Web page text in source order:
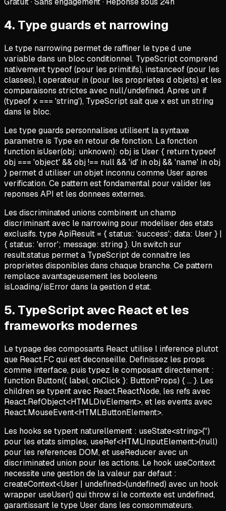
4. Type guards et narrowing
Le type narrowing permet de raffiner le type d une
variable dans un bloc conditionnel. TypeScript comprend
nativement typeof (pour les primitifs), instanceof (pour les
classes), l operateur in (pour les proprietes d objets) et les
comparaisons strictes avec null/undefined. Apres un if
(typeof x === 'string'), TypeScript sait que x est un string
dans le bloc.
Les type guards personnalises utilisent la syntaxe
parametre is Type en retour de fonction. La fonction
function isUser(obj: unknown): obj is User { return typeof
obj === 'object' && obj !== null && 'id' in obj && 'name' in obj
} permet d utiliser un objet inconnu comme User apres
verification. Ce pattern est fondamental pour valider les
reponses API et les donnees externes.
Les discriminated unions combinent un champ
discriminant avec le narrowing pour modeliser des etats
exclusifs. type ApiResult = { status: 'success'; data: User } |
{ status: 'error'; message: string }. Un switch sur
result.status permet a TypeScript de connaitre les
proprietes disponibles dans chaque branche. Ce pattern
remplace avantageusement les booleens
isLoading/isError dans la gestion d etat.
5. TypeScript avec React et les
frameworks modernes
Le typage des composants React utilise l inference plutot
que React.FC qui est deconseille. Definissez les props
comme interface, puis typez le composant directement :
function Button({ label, onClick }: ButtonProps) { ... }. Les
children se typent avec React.ReactNode, les refs avec
React.RefObject<HTMLDivElement>, et les events avec
React.MouseEvent<HTMLButtonElement>.
Les hooks se typent naturellement : useState<string>('')
pour les etats simples, useRef<HTMLInputElement>(null)
pour les references DOM, et useReducer avec un
discriminated union pour les actions. Le hook useContext
necessite une gestion de la valeur par defaut :
createContext<User | undefined>(undefined) avec un hook
wrapper useUser() qui throw si le contexte est undefined,
garantissant le type User dans les consommateurs.